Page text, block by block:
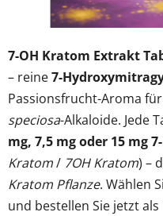
7-OH Kratom Extrakt
– reine7-
Passionsfrucht-Aroma
speciosa-Alkaloide. Jede
mg, 7,5 mg oder 15 mg
Kratom/ 7OH Kratom) –
Kratom Pflanze. Wählen
und bestellen Sie jetzt als